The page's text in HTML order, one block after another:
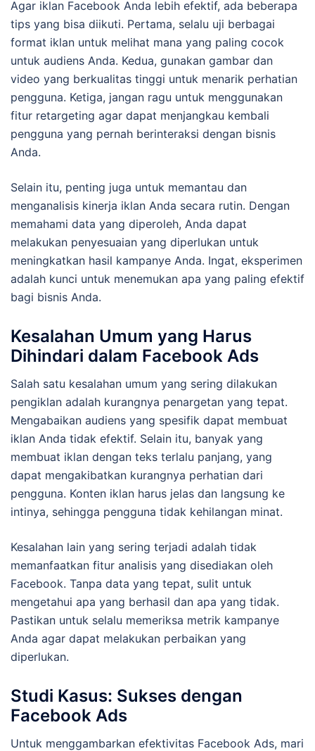
Agar iklan Facebook Anda lebih efektif, ada beberapa
tips yang bisa diikuti. Pertama, selalu uji berbagai
format iklan untuk melihat mana yang paling cocok
untuk audiens Anda. Kedua, gunakan gambar dan
video yang berkualitas tinggi untuk menarik perhatian
pengguna. Ketiga, jangan ragu untuk menggunakan
fitur retargeting agar dapat menjangkau kembali
pengguna yang pernah berinteraksi dengan bisnis
Anda.
Selain itu, penting juga untuk memantau dan
menganalisis kinerja iklan Anda secara rutin. Dengan
memahami data yang diperoleh, Anda dapat
melakukan penyesuaian yang diperlukan untuk
meningkatkan hasil kampanye Anda. Ingat, eksperimen
adalah kunci untuk menemukan apa yang paling efektif
bagi bisnis Anda.
Kesalahan Umum yang Harus
Dihindari dalam Facebook Ads
Salah satu kesalahan umum yang sering dilakukan
pengiklan adalah kurangnya penargetan yang tepat.
Mengabaikan audiens yang spesifik dapat membuat
iklan Anda tidak efektif. Selain itu, banyak yang
membuat iklan dengan teks terlalu panjang, yang
dapat mengakibatkan kurangnya perhatian dari
pengguna. Konten iklan harus jelas dan langsung ke
intinya, sehingga pengguna tidak kehilangan minat.
Kesalahan lain yang sering terjadi adalah tidak
memanfaatkan fitur analisis yang disediakan oleh
Facebook. Tanpa data yang tepat, sulit untuk
mengetahui apa yang berhasil dan apa yang tidak.
Pastikan untuk selalu memeriksa metrik kampanye
Anda agar dapat melakukan perbaikan yang
diperlukan.
Studi Kasus: Sukses dengan
Facebook Ads
Untuk menggambarkan efektivitas Facebook Ads, mari